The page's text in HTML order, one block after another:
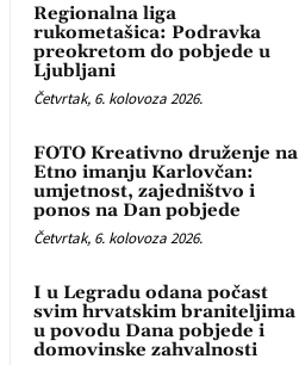
Regionalna liga
rukometašica: Podravka
preokretom do pobjede u
Ljubljani
Četvrtak, 6. kolovoza 2026.
FOTO Kreativno druženje na
Etno imanju Karlovčan:
umjetnost, zajedništvo i
ponos na Dan pobjede
Četvrtak, 6. kolovoza 2026.
I u Legradu odana počast
svim hrvatskim braniteljima
u povodu Dana pobjede i
domovinske zahvalnosti